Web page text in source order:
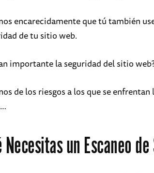
encarecidamente que tú también
de tu sitio web.
importante la seguridad del sitio
de los riesgos a los que se
Necesitas un Escaneo